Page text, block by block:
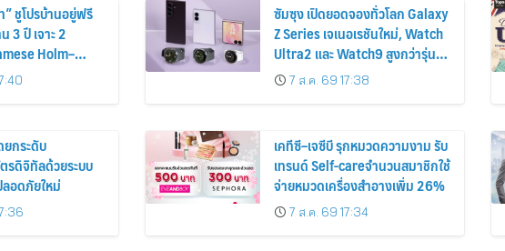
” ชูโปรบ้านอยู่ฟรี
3 ปี เจาะ 2
Holm–
พร้อม
เศษถึง 31
ซัมซุง เปิดยอดจองทั่วโลก Galaxy
Z Series เจเนอเรชันใหม่, Watch
Ultra2 และ Watch9 สูงกว่ารุ่น
ก่อนหน้ากว่า 30%
7 ส.ค. 69 17:38
กระดับ
ดิจิทัลด้วยระบบ
อดภัยใหม่
เคทีซี–เจซีบี รุกหมวดความงาม รับ
เทรนด์ Self-careจำนวนสมาชิกใช้
จ่ายหมวดเครื่องสำอางเพิ่ม 26%
7 ส.ค. 69 17:34